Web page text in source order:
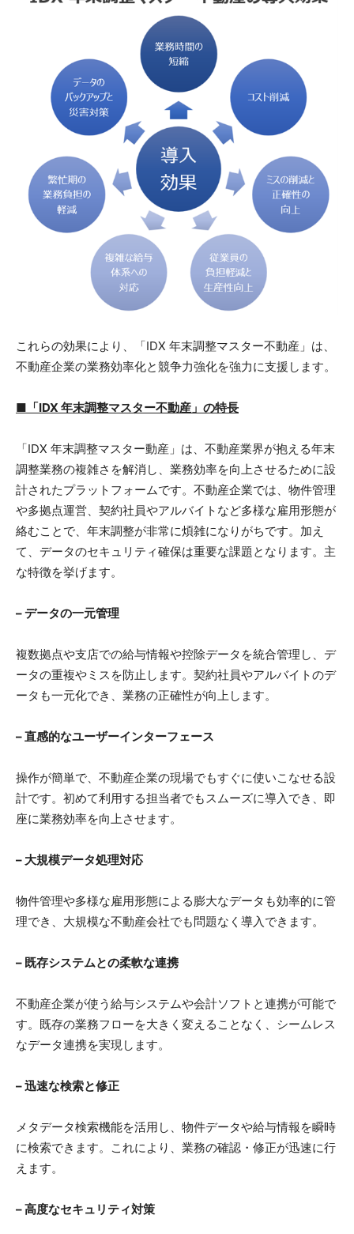
これらの効果により、「IDX 年末調整マスター不動産」は、
不動産企業の業務効率化と競争力強化を強力に支援します。
■「IDX 年末調整マスター不動産」の特長
「IDX 年末調整マスター動産」は、不動産業界が抱える年末
調整業務の複雑さを解消し、業務効率を向上させるために設
計されたプラットフォームです。不動産企業では、物件管理
や多拠点運営、契約社員やアルバイトなど多様な雇用形態が
絡むことで、年末調整が非常に煩雑になりがちです。加え
て、データのセキュリティ確保は重要な課題となります。主
な特徴を挙げます。
– データの一元管理
複数拠点や支店での給与情報や控除データを統合管理し、デ
ータの重複やミスを防止します。契約社員やアルバイトのデ
ータも一元化でき、業務の正確性が向上します。
– 直感的なユーザーインターフェース
操作が簡単で、不動産企業の現場でもすぐに使いこなせる設
計です。初めて利用する担当者でもスムーズに導入でき、即
座に業務効率を向上させます。
– 大規模データ処理対応
物件管理や多様な雇用形態による膨大なデータも効率的に管
理でき、大規模な不動産会社でも問題なく導入できます。
– 既存システムとの柔軟な連携
不動産企業が使う給与システムや会計ソフトと連携が可能で
す。既存の業務フローを大きく変えることなく、シームレス
なデータ連携を実現します。
– 迅速な検索と修正
メタデータ検索機能を活用し、物件データや給与情報を瞬時
に検索できます。これにより、業務の確認・修正が迅速に行
えます。
– 高度なセキュリティ対策